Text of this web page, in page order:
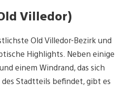
Villedor)
Old Villedor-Bezirk und
Highlights. Neben einige
einem Windrand, das sich
Stadtteils befindet, gibt es